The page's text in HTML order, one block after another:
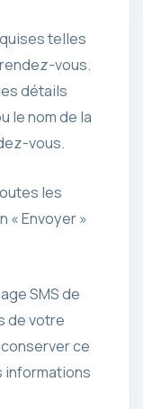
telles
vous.
détails
le nom de la
vous.
les
« Envoyer »
SMS de
de votre
ce
informations